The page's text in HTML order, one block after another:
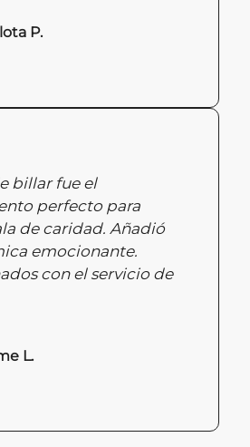
P.
billar fue el
perfecto para
de caridad. Añadió
emocionante.
con el servicio de
L.